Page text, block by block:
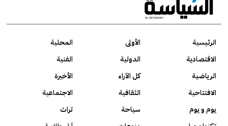
الرئيسية الأولى
المحلية
الاقتصادية
الدولية
الفنية
الرياضية
كل الآراء
الأخيرة
الافتتاحية
الثقافية
الاجتماعية
يوم و يوم
سياحة
تراث